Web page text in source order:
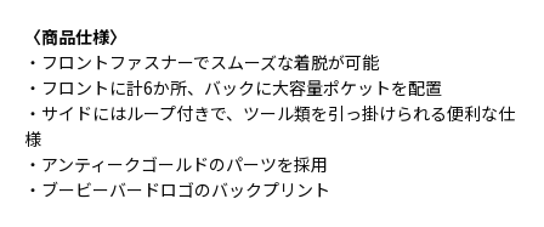
〈商品仕様〉
・フロントファスナーでスムーズな着脱が可能
・フロントに計6か所、バックに大容量ポケットを配置
・サイドにはループ付きで、ツール類を引っ掛けられる便利な仕
様
・アンティークゴールドのパーツを採用
・ブービーバードロゴのバックプリント